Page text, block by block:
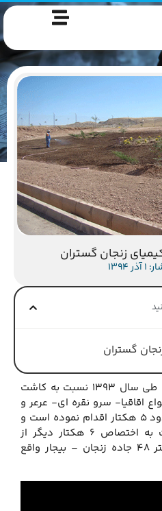
زنجان گستران
1394
گستران
طی سال 1393 نسبت به کاشت
از انواع اقاقیا- سرو نقره ای- عرعر و
زبان گنجشک در مساحتی حدود 5 هکتار اقدام نموده است و
همچنین در نظر دارد نسبت به اختصاص 6 هکتار دیگر از
اراضی مجموعه که در کیلومتر 48 جاده زنجان – بیجار واقع